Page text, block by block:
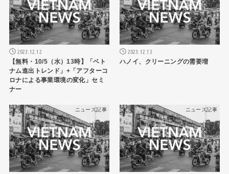
2023.12.12
【無料・10/5（水）13時】「ベト
ナム進出トレンド」+「アフターコ
ロナによる事業環境の変化」セミ
ナー
2023.12.13
ハノイ、クリーニングの需要増
ニュース記事 ニュース記事